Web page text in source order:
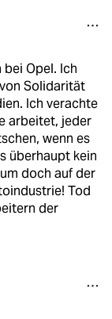
Opel. Ich
Solidarität
Ich verachte
arbeitet, jeder
wenn es
überhaupt kein
doch auf der
Tod
der